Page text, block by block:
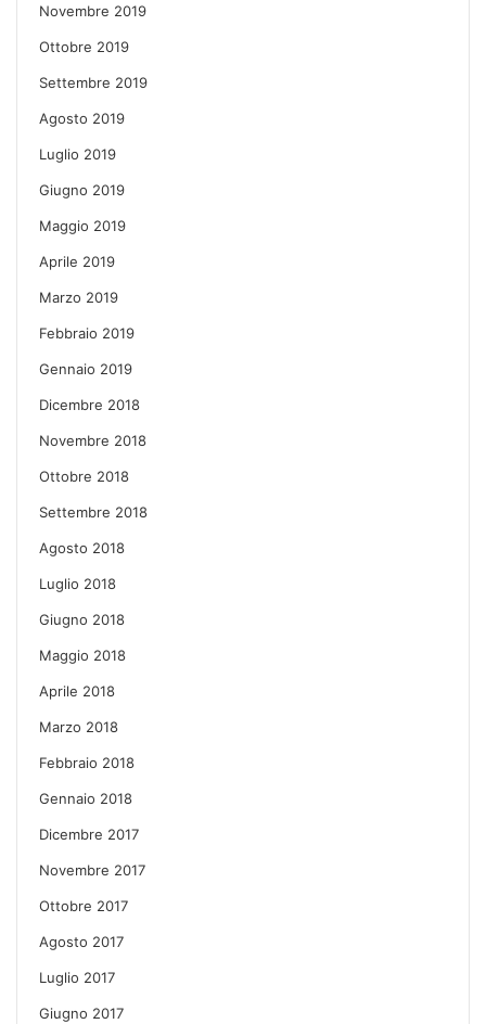
Novembre 2019
Ottobre 2019
Settembre 2019
Agosto 2019
Luglio 2019
Giugno 2019
Maggio 2019
Aprile 2019
Marzo 2019
Febbraio 2019
Gennaio 2019
Dicembre 2018
Novembre 2018
Ottobre 2018
Settembre 2018
Agosto 2018
Luglio 2018
Giugno 2018
Maggio 2018
Aprile 2018
Marzo 2018
Febbraio 2018
Gennaio 2018
Dicembre 2017
Novembre 2017
Ottobre 2017
Agosto 2017
Luglio 2017
Giugno 2017